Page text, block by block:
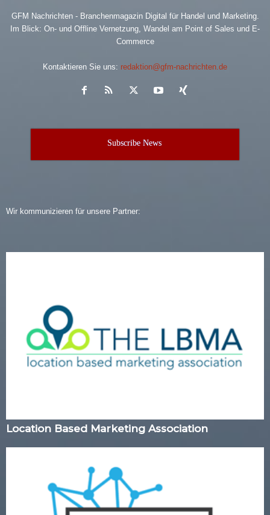
GFM Nachrichten - Branchenmagazin Digital für Handel und Marketing.
Im Blick: On- und Offline Vernetzung, Wandel am Point of Sales und E-
Commerce
Kontaktieren Sie uns: redaktion@gfm-nachrichten.de
Subscribe News
Wir kommunizieren für unsere Partner:
Location Based Marketing Association